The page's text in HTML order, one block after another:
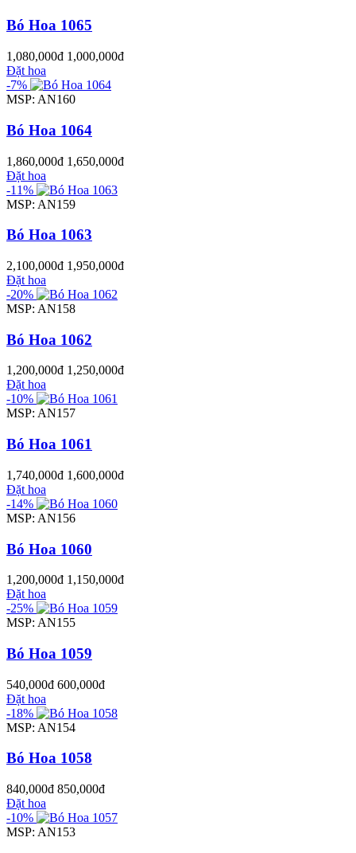
Bó Hoa 1065
1,080,000đ 1,000,000đ
Đặt hoa
-7%
MSP: AN160
Bó Hoa 1064
1,860,000đ 1,650,000đ
Đặt hoa
-11%
MSP: AN159
Bó Hoa 1063
2,100,000đ 1,950,000đ
Đặt hoa
-20%
MSP: AN158
Bó Hoa 1062
1,200,000đ 1,250,000đ
Đặt hoa
-10%
MSP: AN157
Bó Hoa 1061
1,740,000đ 1,600,000đ
Đặt hoa
-14%
MSP: AN156
Bó Hoa 1060
1,200,000đ 1,150,000đ
Đặt hoa
-25%
MSP: AN155
Bó Hoa 1059
540,000đ 600,000đ
Đặt hoa
-18%
MSP: AN154
Bó Hoa 1058
840,000đ 850,000đ
Đặt hoa
-10%
MSP: AN153